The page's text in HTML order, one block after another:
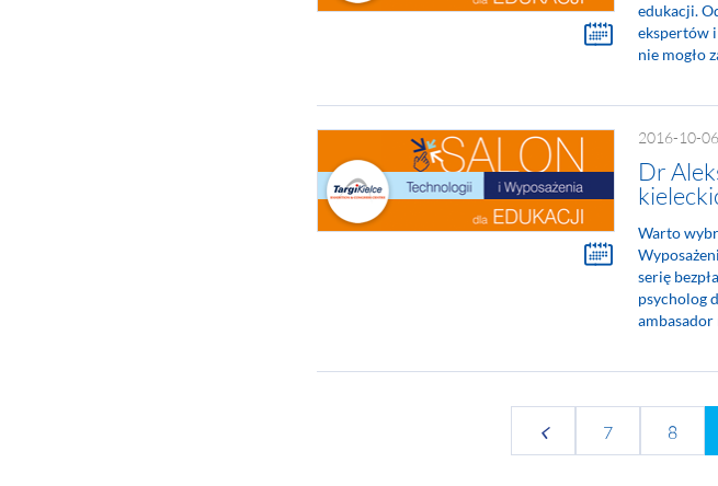
edukacji.
ekspertów
nie mogło
2016-10-
Dr
Warto
serię
psycholog
7 8